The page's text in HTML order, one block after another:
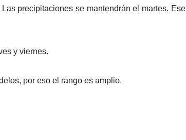
precipitaciones se mantendrán el martes. Ese
y viernes.
por eso el rango es amplio.